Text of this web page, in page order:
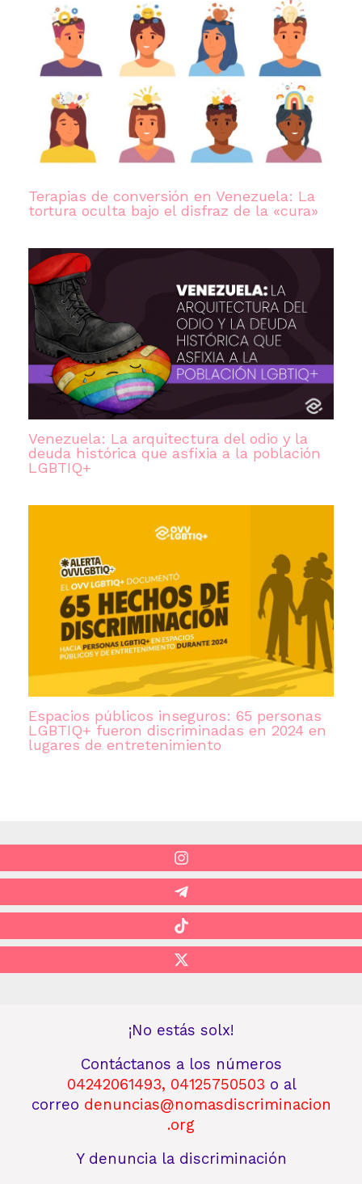
Terapias de conversión en Venezuela: La
tortura oculta bajo el disfraz de la «cura»
Venezuela: La arquitectura del odio y la
deuda histórica que asfixia a la población
LGBTIQ+
Espacios públicos inseguros: 65 personas
LGBTIQ+ fueron discriminadas en 2024 en
lugares de entretenimiento
¡No estás solx!
Contáctanos a los números
04242061493, 04125750503 o al
correo denuncias@nomasdiscriminacion
.org
Y denuncia la discriminación